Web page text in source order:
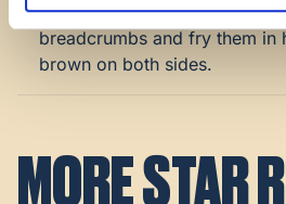
4.Finally, shape the
breadcrumbs and fry them in
brown on both sides.
MORE STAR